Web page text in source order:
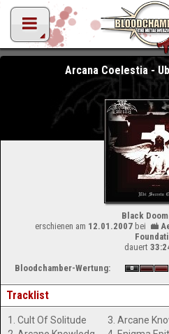
Arcana Coelestia -
Black Doom
erschienen am 12.01.2007bei
dauert
Bloodchamber-Wertung:
Tracklist
1. Cult Of Solitude